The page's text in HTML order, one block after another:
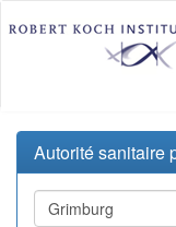
Autorité sanitaire